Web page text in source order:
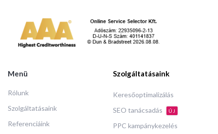
Menü
Rólunk
Szolgáltatásaink
Referenciáink
Szolgáltatásaink
Keresőoptimalizálás
SEO tanácsadás
ÚJ
PPC kampánykezelés